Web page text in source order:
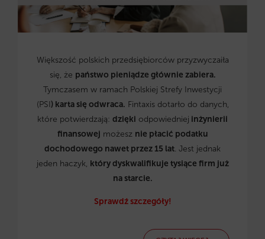
Większość polskich przedsiębiorców przyzwyczaiła
się, że państwo pieniądze głównie zabiera.
Tymczasem w ramach Polskiej Strefy Inwestycji
(PSI) karta się odwraca. Fintaxis dotarło do danych,
które potwierdzają: dzięki odpowiedniej inżynierii
finansowej możesz nie płacić podatku
dochodowego nawet przez 15 lat. Jest jednak
jeden haczyk, który dyskwalifikuje tysiące firm już
na starcie.
Sprawdź szczegóły!